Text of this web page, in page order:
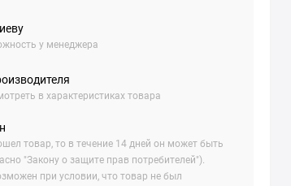
у менеджера
в характеристиках товара
товар, то в течение 14 дней он может быть
"Закону о защите прав потребителей").
при условии, что товар не был